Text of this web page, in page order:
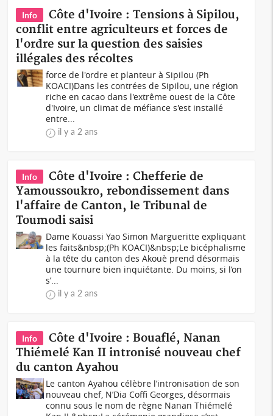
Info
Côte d'Ivoire : Tensions à Sipilou,
conflit entre agriculteurs et forces de
l'ordre sur la question des saisies
illégales des récoltes
force de l'ordre et planteur à Sipilou (Ph
KOACI)Dans les contrées de Sipilou, une région
riche en cacao dans l'extrême ouest de la Côte
d'Ivoire, un climat de méfiance s'est installé
entre...
il y a 2 ans
Info
Côte d'Ivoire : Chefferie de
Yamoussoukro, rebondissement dans
l'affaire de Canton, le Tribunal de
Toumodi saisi
Dame Kouassi Yao Simon Margueritte expliquant
les faits&nbsp;(Ph KOACI)&nbsp;Le bicéphalisme
à la tête du canton des Akouè prend désormais
une tournure bien inquiétante. Du moins, si l’on
s’...
il y a 2 ans
Info
Côte d'Ivoire : Bouaflé, Nanan
Thiémelé Kan II intronisé nouveau chef
du canton Ayahou
Le canton Ayahou célèbre l’intronisation de son
nouveau chef, N’Dia Coffi Georges, désormais
connu sous le nom de règne Nanan Thiémelé